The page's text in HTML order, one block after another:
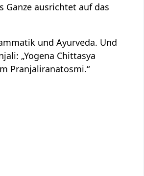
ausrichtet auf das
und Ayurveda. Und
„Yogena Chittasya
Pranjaliranatosmi.“